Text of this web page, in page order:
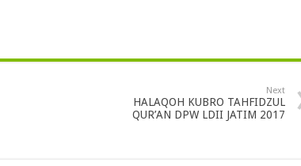
Next
HALAQOH KUBRO TAHFIDZUL
QUR’AN DPW LDII JATIM 2017